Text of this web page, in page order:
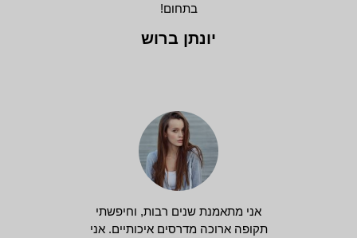
בתחום!
יונתן ברוש
אני מתאמנת שנים רבות, וחיפשתי
תקופה ארוכה מדרסים איכותיים. אני